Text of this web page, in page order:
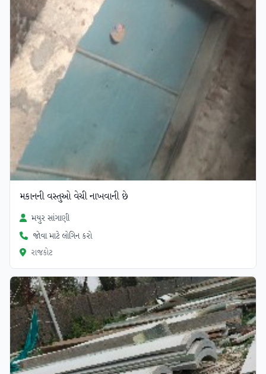
મકાનની વસ્તુઓ વેચી નાખવાની છે
મયુર સાંગાણી
જોવા માટે લોગિન કરો
રાજકોટ